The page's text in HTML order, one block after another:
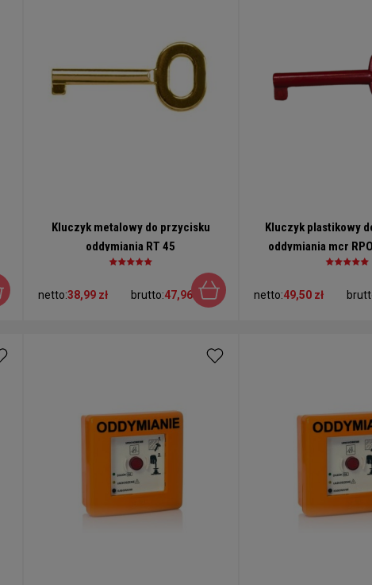
Kluczyk metalowy do przycisku
oddymiania RT 45
netto:38,99 zł brutto:47,96 zł
Kluczyk plastikowy
oddymiania mcr
netto:49,50 zł